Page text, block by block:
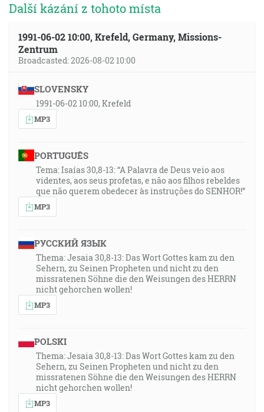
Další kázání z tohoto místa
1991-06-02 10:00, Krefeld, Germany, Missions-
Zentrum
Broadcasted: 2026-08-02 10:00
SLOVENSKY
1991-06-02 10:00, Krefeld
MP3
PORTUGUÊS
Tema: Isaías 30,8-13: “A Palavra de Deus veio aos
videntes, aos seus profetas, e não aos filhos rebeldes
que não querem obedecer às instruções do SENHOR!”
MP3
РУССКИЙ ЯЗЫК
Thema: Jesaia 30,8-13: Das Wort Gottes kam zu den
Sehern, zu Seinen Propheten und nicht zu den
missratenen Söhne die den Weisungen des HERRN
nicht gehorchen wollen!
MP3
POLSKI
Thema: Jesaia 30,8-13: Das Wort Gottes kam zu den
Sehern, zu Seinen Propheten und nicht zu den
missratenen Söhne die den Weisungen des HERRN
nicht gehorchen wollen!
MP3